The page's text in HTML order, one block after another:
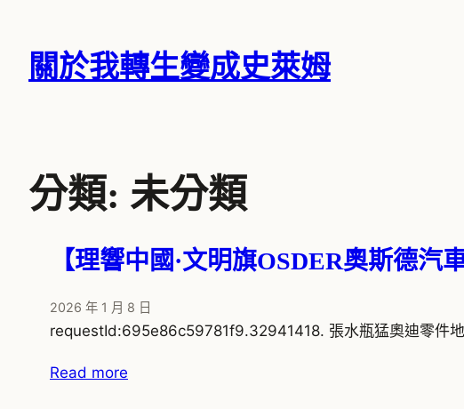
關於我轉生變成史萊姆
分類: 未分類
【理響中國·文明旗OSDER奧斯德
2026 年 1 月 8 日
requestId:695e86c59781f9.32941418. 張水瓶猛奧迪零件
Read more